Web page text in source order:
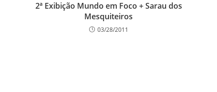
2ª Exibição Mundo em Foco + Sarau dos
Mesquiteiros
03/28/2011